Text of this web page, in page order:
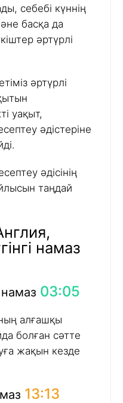
себебі күннің
басқа да
әртүрлі
әртүрлі
уақыт,
әдістеріне
әдісінің
таңдай
намаз
03:05
алғашқы
болған сәтте
жақын кезде
13:13